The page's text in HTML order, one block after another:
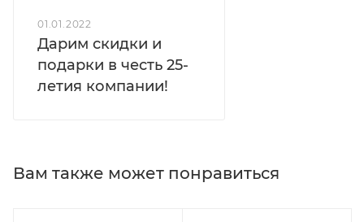
01.01.2022
Дарим скидки и
подарки в честь 25-
летия компании!
Вам также может понравиться